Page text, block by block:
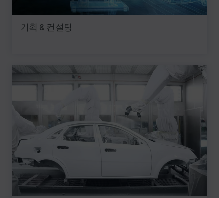
기획 & 컨설팅